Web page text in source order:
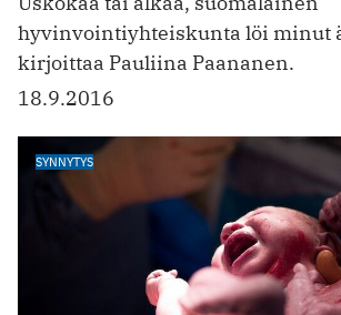
hyvinvointiyhteiskunta löi minut
kirjoittaa Pauliina Paananen.
18.9.2016
SYNNYTYS